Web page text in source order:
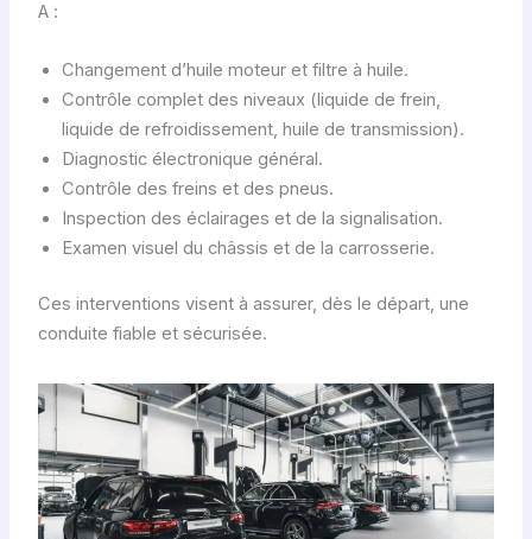
A :
Changement d’huile moteur et filtre à huile.
Contrôle complet des niveaux (liquide de frein,
liquide de refroidissement, huile de transmission).
Diagnostic électronique général.
Contrôle des freins et des pneus.
Inspection des éclairages et de la signalisation.
Examen visuel du châssis et de la carrosserie.
Ces interventions visent à assurer, dès le départ, une
conduite fiable et sécurisée.